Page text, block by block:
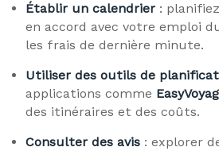
Établir un calendrier :
en accord avec votre emploi
les frais de dernière minute.
Utiliser des outils de
applications comme
des itinéraires et des coûts.
Consulter des avis : explorer